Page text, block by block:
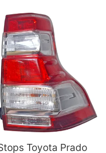
Toyota Prado